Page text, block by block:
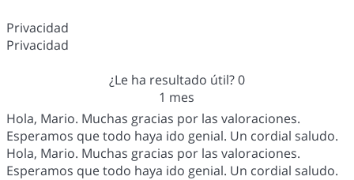
Privacidad
Privacidad
¿Le ha resultado útil?0
1 mes
Hola, Mario. Muchas gracias por las valoraciones.
Esperamos que todo haya ido genial. Un cordial saludo.
Hola, Mario. Muchas gracias por las valoraciones.
Esperamos que todo haya ido genial. Un cordial saludo.